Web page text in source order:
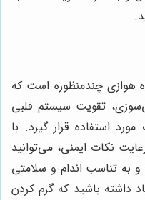
چندمنظوره است که
تقویت سیستم قلبی
استفاده قرار گیرد. با
نکات ایمنی، می‌توانید
و به تناسب اندام و سلامتی
داشته باشید که گرم کردن